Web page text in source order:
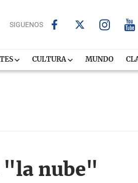
SIGUENOS
CULTURA MUNDO
"la nube"